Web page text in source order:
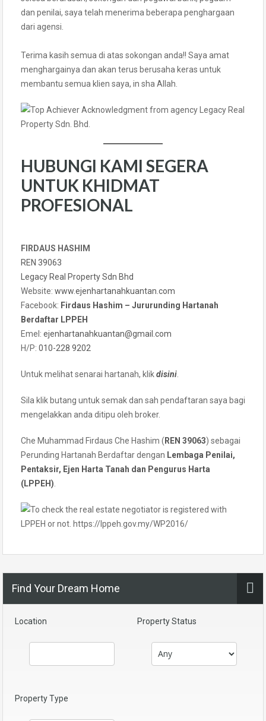
dan penilai, saya telah menerima beberapa penghargaan
dari agensi.
Terima kasih semua di atas sokongan anda!! Saya amat
menghargainya dan akan terus berusaha keras untuk
membantu semua klien saya, in sha Allah.
HUBUNGI KAMI SEGERA
UNTUK KHIDMAT
PROFESIONAL
FIRDAUS HASHIM
REN 39063
Legacy Real Property Sdn Bhd
Website: www.ejenhartanahkuantan.com
Facebook: Firdaus Hashim – Jururunding Hartanah
Berdaftar LPPEH
Emel: ejenhartanahkuantan@gmail com
H/P: 010-228 9202
Untuk melihat senarai hartanah, klikdisini
Sila klik butang untuk semak dan sah pendaftaran saya bagi
mengelakkan anda ditipu oleh broker.
Che Muhammad Firdaus Che Hashim ( REN 39063) sebagai
Perunding Hartanah Berdaftar dengan Lembaga Penilai,
Pentaksir, Ejen Harta Tanah dan Pengurus Harta
(LPPEH)
Find Your Dream Home
Location Property Status
Property Type